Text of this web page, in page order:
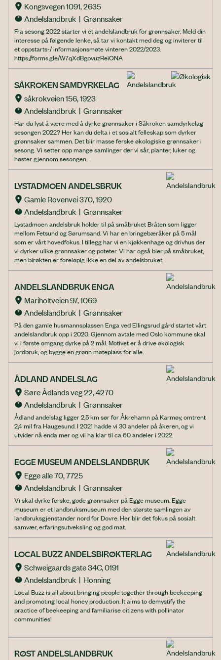
Kongsvegen 1091, 2635
Andelslandbruk  |  Grønnsaker
Fra sesong 2022 starter vi et andelslandbruk for grønnsaker. Meld din
interesse på følgende lenke, så tar vi kontakt med deg og inviterer til
et oppstarts-/ informasjonsmøte vinteren 2022/2023.
https://forms.gle/W7qXdBgpvuzReiQNA
SÅKROKEN SAMDYRKELAG
såkrokveien 156, 1923
Andelslandbruk  |  Grønnsaker
Har du lyst å være med å dyrke grønnsaker i Såkroken samdyrkelag
sesongen 2022? Her kan du delta i et sosialt felleskap som dyrker
grønnsaker sammen. Det blir masse ferske økologiske grønnsaker i
sesong. Vi setter opp mange samlinger der vi sår, planter, luker og
høster gjennom sesongen.
LYSTADMOEN ANDELSBRUK
Gamle Rovenvei 370, 1920
Andelslandbruk  |  Grønnsaker
Lystadmoen andelsbruk holder til på småbruket Bråten som ligger
mellom Fetsund og Sørumsand. Vi har en bringebæråker på 5 mål
som er vårt hovedfokus. I tillegg har vi en kjøkkenhage og drivhus der
vi dyrker ulike grønnsaker og poteter. Vi har også bier på småbruket,
men birøkten er foreløpig ikke en del av andelsbruket.
ANDELSLANDBRUK ENGA
Mariholtveien 97, 1069
Andelslandbruk  |  Grønnsaker
På den gamle husmannsplassen Enga ved Ellingsrud gård startet vårt
andelslandbruk opp i 2020. Gjennom avtale med Oslo kommune skal
vi i første omgang dyrke på 2 mål. Motivet er å drive økologisk
jordbruk, og bygge en grønn møteplass for alle.
ÅDLAND ANDELSLAG
Søre Ådlands veg 22, 4270
Andelslandbruk  |  Grønnsaker
Ådland andelslag ligger 2,5 km sør for Åkrehamn på Karmøy, omtrent
2,4 mil fra Haugesund. I 2021 hadde vi 30 andeler på åkeren, og vi
utvider nå enda mer og vil ha klar til ca 60 andeler i 2022.
EGGE MUSEUM ANDELSLANDBRUK
Egge alle 70, 7725
Andelslandbruk  |  Grønnsaker
Vi skal dyrke ferske, gode grønnsaker på Egge museum. Egge
museum er et landbruksmuseum med den største samlingen av
landbruksgjenstander nord for Dovre. Her blir det fokus på sosialt
samvær, erfaringsutveksling og god mat.
LOCAL BUZZ ANDELSBIRØKTERLAG
Schweigaards gate 34C, 0191
Andelslandbruk  |  Honning
Local Buzz is all about bringing people together through beekeeping
and promoting local honey production. It aims to demystify the
practice of beekeeping and familiarise citizens with pollinator
communities!
RØST ANDELSLANDBRUK